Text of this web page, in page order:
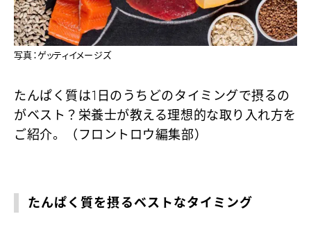
写真：ゲッティイメージズ
たんぱく質は1日のうちどのタイミングで摂るの
がベスト？栄養士が教える理想的な取り入れ方を
ご紹介。（フロントロウ編集部）
たんぱく質を摂るベストなタイミング